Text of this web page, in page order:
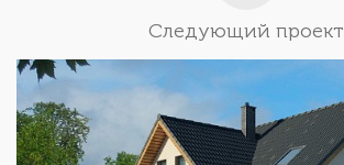
Следующий проект